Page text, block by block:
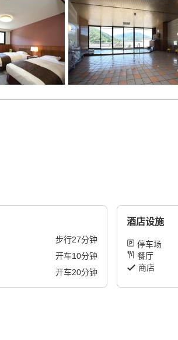
步行27分钟
开车10分钟
开车20分钟
酒店设施
停车场
餐厅
商店